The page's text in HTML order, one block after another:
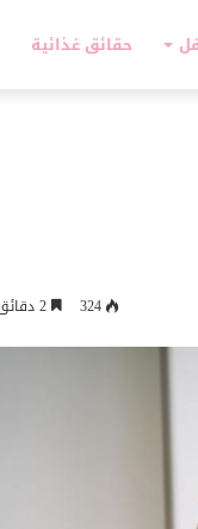
حقائق غذائية
324